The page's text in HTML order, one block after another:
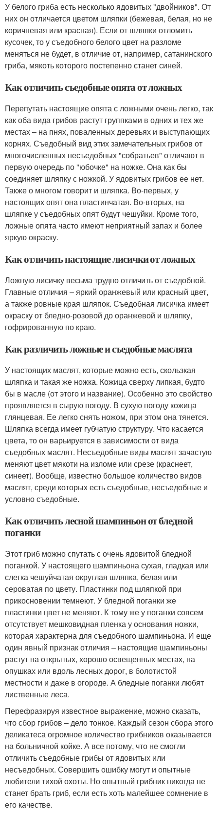
У белого гриба есть несколько ядовитых "двойников". От
них он отличается цветом шляпки (бежевая, белая, но не
коричневая или красная). Если от шляпки отломить
кусочек, то у съедобного белого цвет на разломе
меняться не будет, в отличие от, например, сатанинского
гриба, мякоть которого постепенно станет синей.
Как отличить съедобные опята от ложных
Перепутать настоящие опята с ложными очень легко, так
как оба вида грибов растут группками в одних и тех же
местах – на пнях, поваленных деревьях и выступающих
корнях. Съедобный вид этих замечательных грибов от
многочисленных несъедобных "собратьев" отличают в
первую очередь по "юбочке" на ножке. Она как бы
соединяет шляпку с ножкой. У ядовитых грибов ее нет.
Также о многом говорит и шляпка. Во-первых, у
настоящих опят она пластинчатая. Во-вторых, на
шляпке у съедобных опят будут чешуйки. Кроме того,
ложные опята часто имеют неприятный запах и более
яркую окраску.
Как отличить настоящие лисички от ложных
Ложную лисичку весьма трудно отличить от съедобной.
Главные отличия – яркий оранжевый или красный цвет,
а также ровные края шляпок. Съедобная лисичка имеет
окраску от бледно-розовой до оранжевой и шляпку,
гофрированную по краю.
Как различить ложные и съедобные маслята
У настоящих маслят, которые можно есть, скользкая
шляпка и такая же ножка. Кожица сверху липкая, будто
бы в масле (от этого и название). Особенно это свойство
проявляется в сырую погоду. В сухую погоду кожица
глянцевая. Ее легко снять ножом, при этом она тянется.
Шляпка всегда имеет губчатую структуру. Что касается
цвета, то он варьируется в зависимости от вида
съедобных маслят. Несъедобные виды маслят зачастую
меняют цвет мякоти на изломе или срезе (краснеет,
синеет). Вообще, известно большое количество видов
маслят, среди которых есть съедобные, несъедобные и
условно съедобные.
Как отличить лесной шампиньон от бледной
поганки
Этот гриб можно спутать с очень ядовитой бледной
поганкой. У настоящего шампиньона сухая, гладкая или
слегка чешуйчатая округлая шляпка, белая или
сероватая по цвету. Пластинки под шляпкой при
прикосновении темнеют. У бледной поганки же
пластинки цвет не меняют. К тому же у поганки совсем
отсутствует мешковидная пленка у основания ножки,
которая характерна для съедобного шампиньона. И еще
один явный признак отличия – настоящие шампиньоны
растут на открытых, хорошо освещенных местах, на
опушках или вдоль лесных дорог, в болотистой
местности и даже в огороде. А бледные поганки любят
лиственные леса.
Перефразируя известное выражение, можно сказать,
что сбор грибов – дело тонкое. Каждый сезон сбора этого
деликатеса огромное количество грибников оказывается
на больничной койке. А все потому, что не смогли
отличить съедобные грибы от ядовитых или
несъедобных. Совершить ошибку могут и опытные
любители тихой охоты. Но опытный грибник никогда не
станет брать гриб, если есть хоть малейшее сомнение в
его качестве.